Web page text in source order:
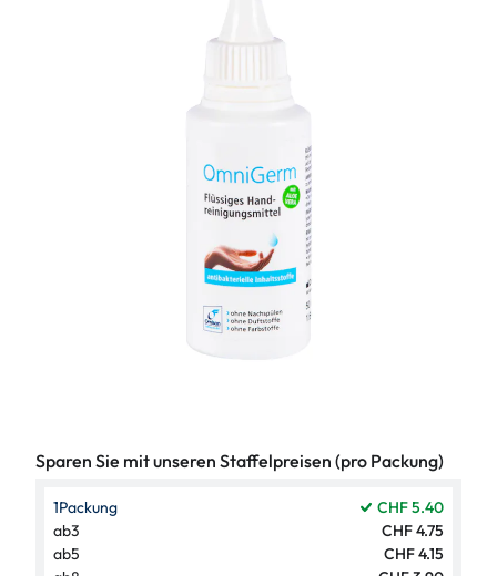
Sparen Sie mit unseren Staffelpreisen (pro Packung)
1Packung
CHF 5.40
ab3
CHF 4.75
ab5
CHF 4.15